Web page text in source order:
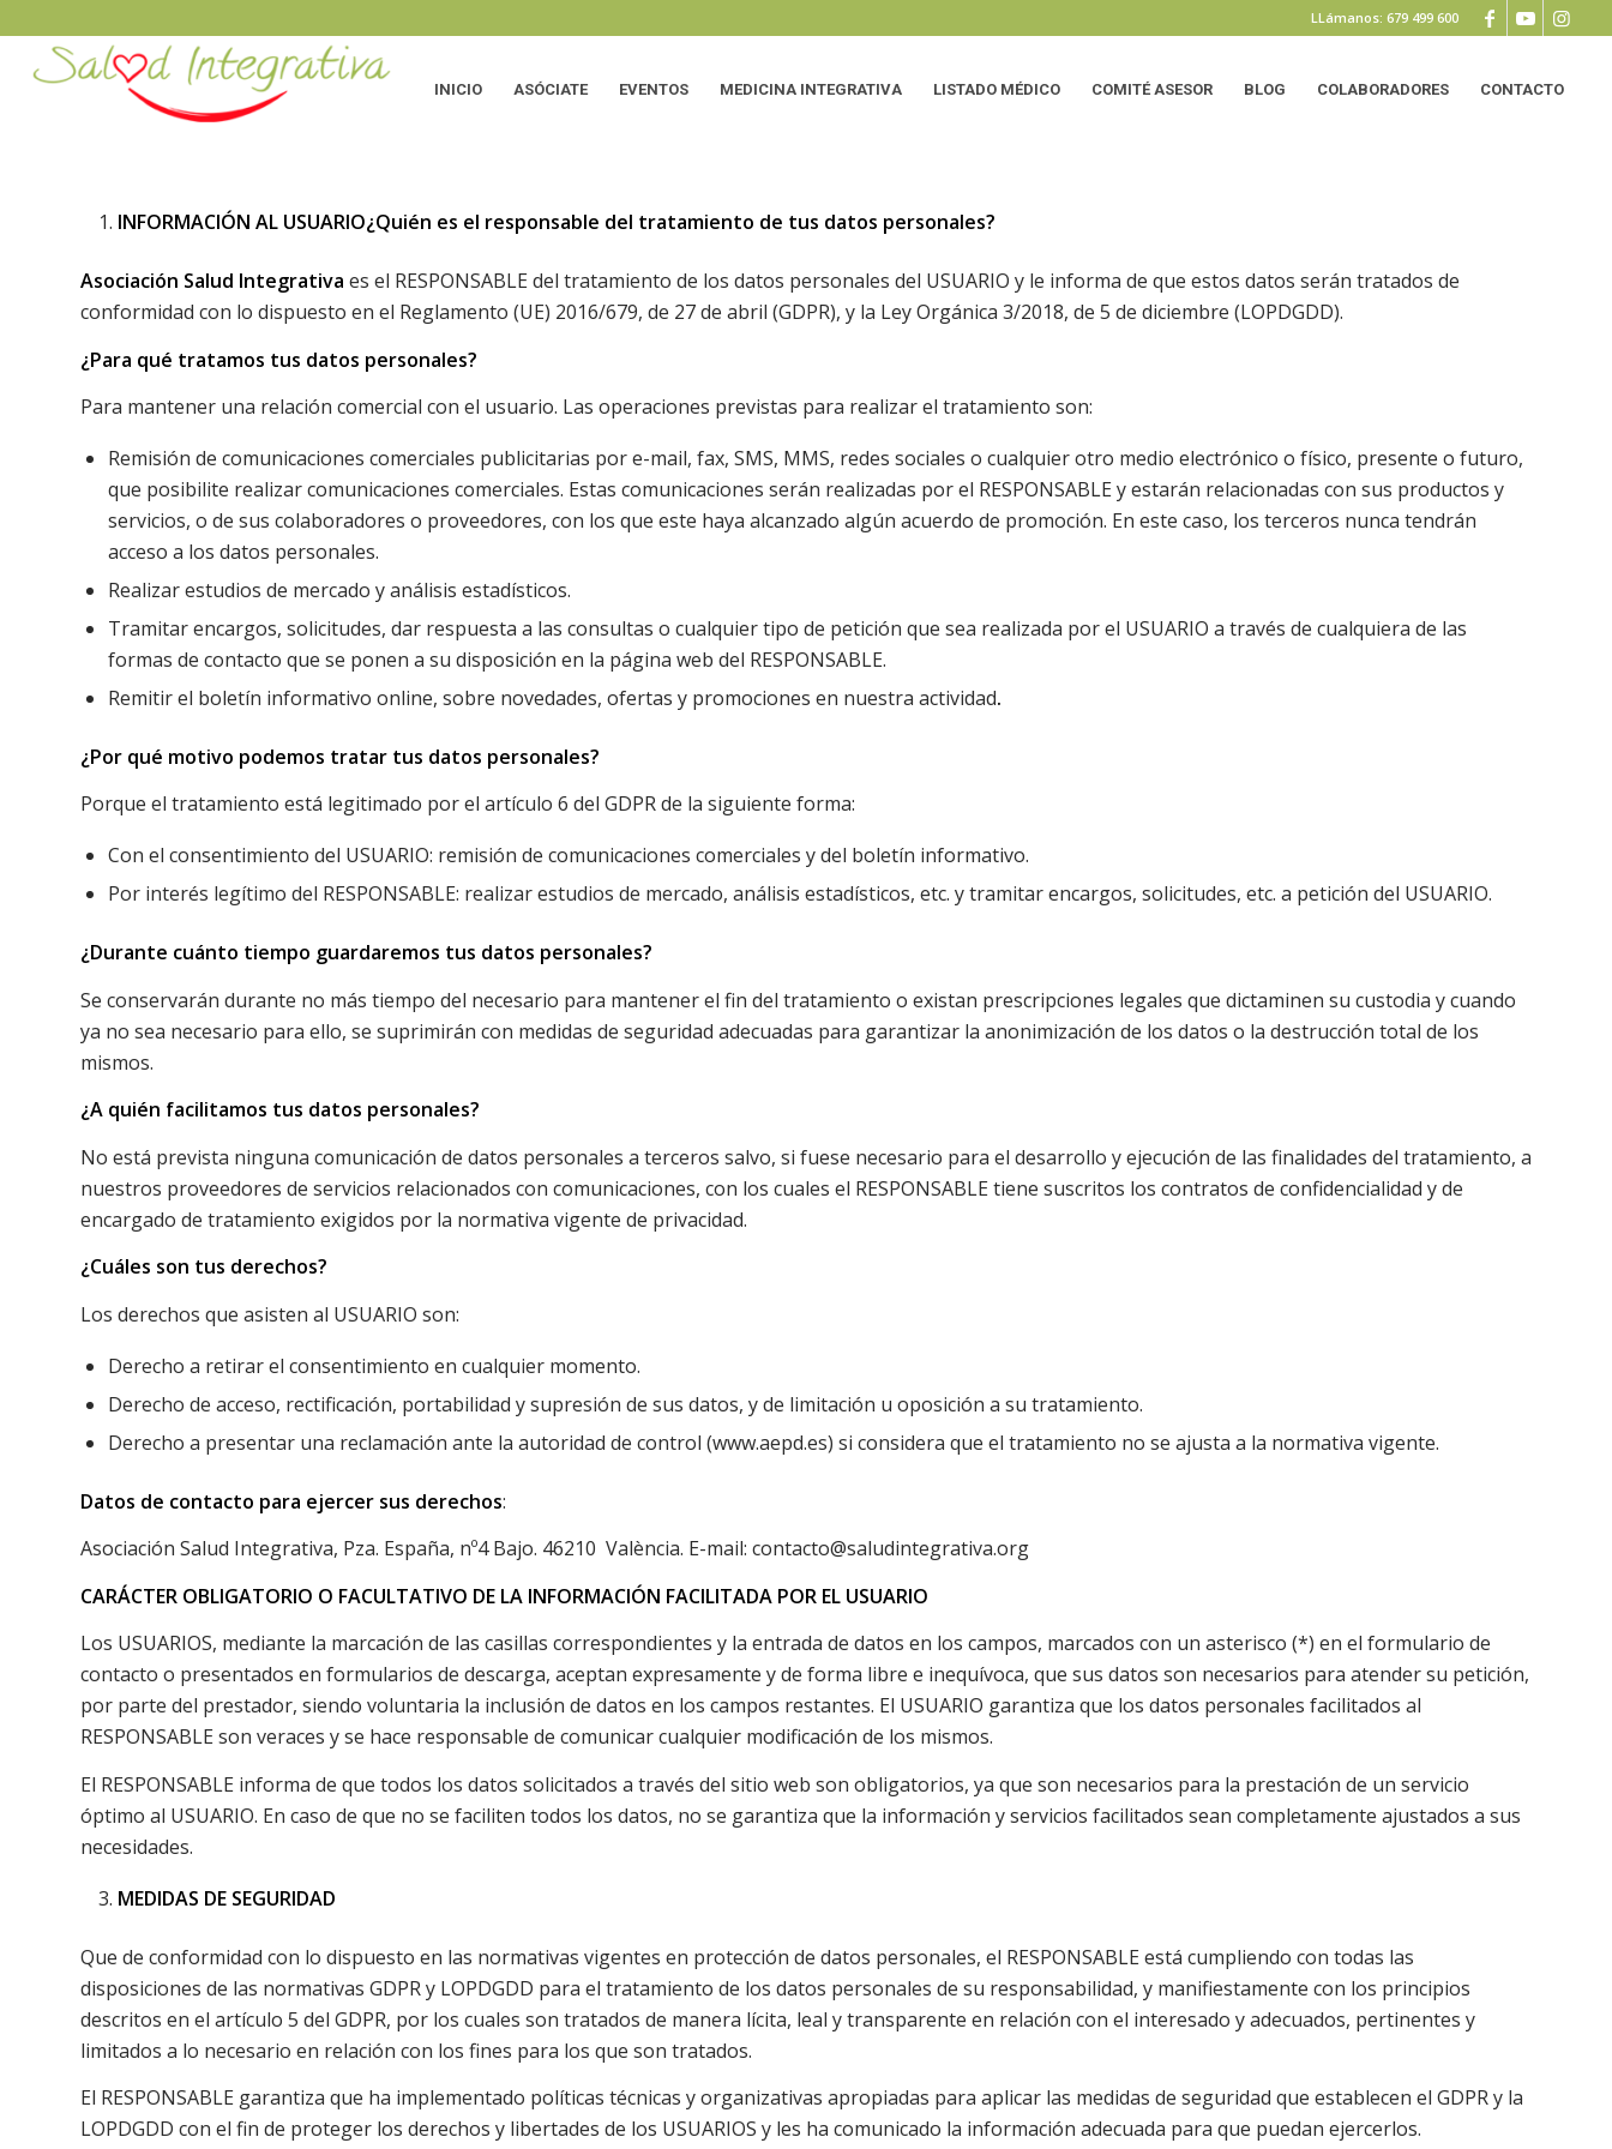
LLámanos: 679 499 600
INICIO ASÓCIATE EVENTOS MEDICINA INTEGRATIVA LISTADO MÉDICO COMITÉ ASESOR BLOG COLABORADORES CONTACTO
INFORMACIÓN AL USUARIO¿Quién es el responsable del tratamiento de tus datos personales?
Asociación Salud Integrativa es el RESPONSABLE del tratamiento de los datos personales del USUARIO y le informa de que estos datos serán tratados de
conformidad con lo dispuesto en el Reglamento (UE) 2016/679, de 27 de abril (GDPR), y la Ley Orgánica 3/2018, de 5 de diciembre (LOPDGDD).
¿Para qué tratamos tus datos personales?
Para mantener una relación comercial con el usuario. Las operaciones previstas para realizar el tratamiento son:
Remisión de comunicaciones comerciales publicitarias por e-mail, fax, SMS, MMS, redes sociales o cualquier otro medio electrónico o físico, presente o futuro,
que posibilite realizar comunicaciones comerciales. Estas comunicaciones serán realizadas por el RESPONSABLE y estarán relacionadas con sus productos y
servicios, o de sus colaboradores o proveedores, con los que este haya alcanzado algún acuerdo de promoción. En este caso, los terceros nunca tendrán
acceso a los datos personales.
Realizar estudios de mercado y análisis estadísticos.
Tramitar encargos, solicitudes, dar respuesta a las consultas o cualquier tipo de petición que sea realizada por el USUARIO a través de cualquiera de las
formas de contacto que se ponen a su disposición en la página web del RESPONSABLE.
Remitir el boletín informativo online, sobre novedades, ofertas y promociones en nuestra actividad.
¿Por qué motivo podemos tratar tus datos personales?
Porque el tratamiento está legitimado por el artículo 6 del GDPR de la siguiente forma:
Con el consentimiento del USUARIO: remisión de comunicaciones comerciales y del boletín informativo.
Por interés legítimo del RESPONSABLE: realizar estudios de mercado, análisis estadísticos, etc. y tramitar encargos, solicitudes, etc. a petición del USUARIO.
¿Durante cuánto tiempo guardaremos tus datos personales?
Se conservarán durante no más tiempo del necesario para mantener el fin del tratamiento o existan prescripciones legales que dictaminen su custodia y cuando
ya no sea necesario para ello, se suprimirán con medidas de seguridad adecuadas para garantizar la anonimización de los datos o la destrucción total de los
mismos.
¿A quién facilitamos tus datos personales?
No está prevista ninguna comunicación de datos personales a terceros salvo, si fuese necesario para el desarrollo y ejecución de las finalidades del tratamiento, a
nuestros proveedores de servicios relacionados con comunicaciones, con los cuales el RESPONSABLE tiene suscritos los contratos de confidencialidad y de
encargado de tratamiento exigidos por la normativa vigente de privacidad.
¿Cuáles son tus derechos?
Los derechos que asisten al USUARIO son:
Derecho a retirar el consentimiento en cualquier momento.
Derecho de acceso, rectificación, portabilidad y supresión de sus datos, y de limitación u oposición a su tratamiento.
Derecho a presentar una reclamación ante la autoridad de control (www.aepd.es) si considera que el tratamiento no se ajusta a la normativa vigente.
Datos de contacto para ejercer sus derechos:
Asociación Salud Integrativa, Pza. España, nº4 Bajo. 46210 València. E-mail: contacto@saludintegrativa.org
CARÁCTER OBLIGATORIO O FACULTATIVO DE LA INFORMACIÓN FACILITADA POR EL USUARIO
Los USUARIOS, mediante la marcación de las casillas correspondientes y la entrada de datos en los campos, marcados con un asterisco (*) en el formulario de
contacto o presentados en formularios de descarga, aceptan expresamente y de forma libre e inequívoca, que sus datos son necesarios para atender su petición,
por parte del prestador, siendo voluntaria la inclusión de datos en los campos restantes. El USUARIO garantiza que los datos personales facilitados al
RESPONSABLE son veraces y se hace responsable de comunicar cualquier modificación de los mismos.
El RESPONSABLE informa de que todos los datos solicitados a través del sitio web son obligatorios, ya que son necesarios para la prestación de un servicio
óptimo al USUARIO. En caso de que no se faciliten todos los datos, no se garantiza que la información y servicios facilitados sean completamente ajustados a sus
necesidades.
MEDIDAS DE SEGURIDAD
Que de conformidad con lo dispuesto en las normativas vigentes en protección de datos personales, el RESPONSABLE está cumpliendo con todas las
disposiciones de las normativas GDPR y LOPDGDD para el tratamiento de los datos personales de su responsabilidad, y manifiestamente con los principios
descritos en el artículo 5 del GDPR, por los cuales son tratados de manera lícita, leal y transparente en relación con el interesado y adecuados, pertinentes y
limitados a lo necesario en relación con los fines para los que son tratados.
El RESPONSABLE garantiza que ha implementado políticas técnicas y organizativas apropiadas para aplicar las medidas de seguridad que establecen el GDPR y la
LOPDGDD con el fin de proteger los derechos y libertades de los USUARIOS y les ha comunicado la información adecuada para que puedan ejercerlos.